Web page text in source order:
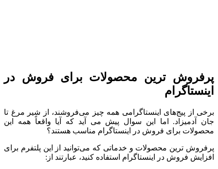
پرفروش ترین محصولات برای فروش در
اینستاگرام
برخی از پیج‌های اینستاگرامی همه چیز می‌فروشند، از شیر مرغ تا
جان آدمیزاد. اما این سوال پیش می آید که آیا واقعاً همه این
محصولات برای فروش در اینستاگرام مناسب هستند؟
پرفروش ترین محصولات و خدماتی که می‌توانید از این پلتفرم برای
افزایش فروش در اینستاگرام استفاده کنید، عبارتند از: